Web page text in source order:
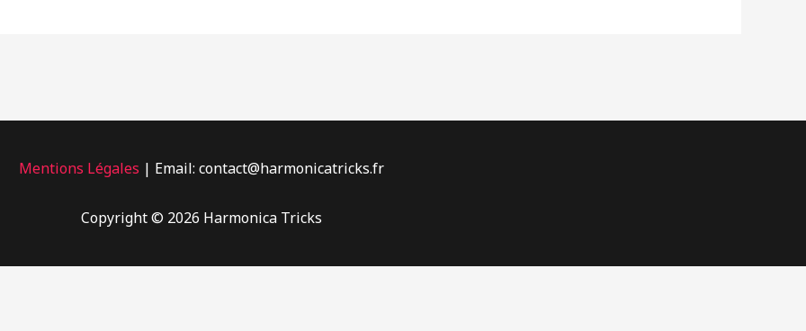
Mentions Légales | Email: contact@harmonicatricks.fr
Copyright © 2026 Harmonica Tricks